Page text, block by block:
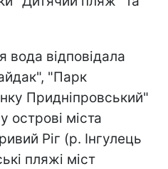
вода відповідала
"Парк
Придніпровський"
острові міста
Ріг (р. Інгулець
пляжі міст